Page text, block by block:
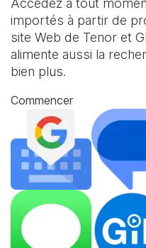
Accédez à tout
importés à partir de
site Web de Tenor et
alimente aussi la
bien plus.
Commencer